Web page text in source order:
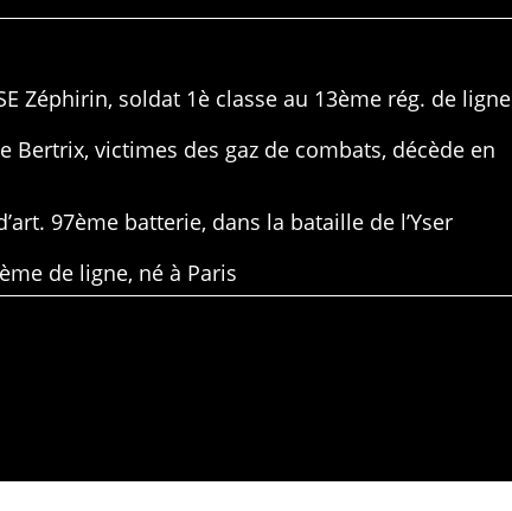
Zéphirin, soldat 1è classe au 13ème rég. de ligne
Bertrix, victimes des gaz de combats, décède en
97ème batterie, dans la bataille de l’Yser
de ligne, né à Paris